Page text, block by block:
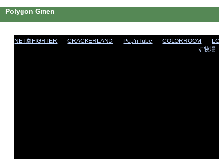
Polygon Gmen
NET拳FIGHTER CRACKERLAND Pop'nTube COLORROOM
す牧場